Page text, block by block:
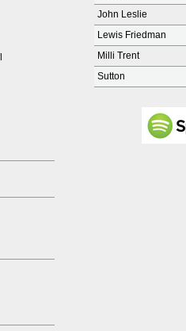
John Leslie
Lewis Friedman
Milli Trent
Sutton